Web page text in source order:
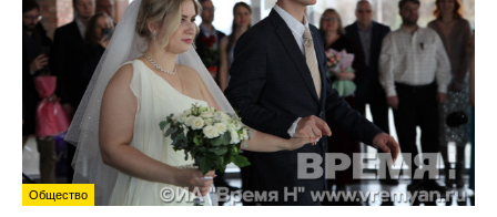
Общество